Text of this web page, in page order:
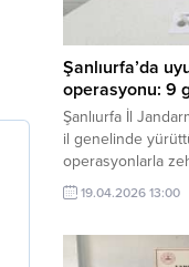
Şanlıurfa’da
operasyonu: 9
Şanlıurfa İl
il genelinde
operasyonlarla
indirdi. Üç ilçede
gerçekleştirilen
şüpheli hakkında
19.04.2026 13:00